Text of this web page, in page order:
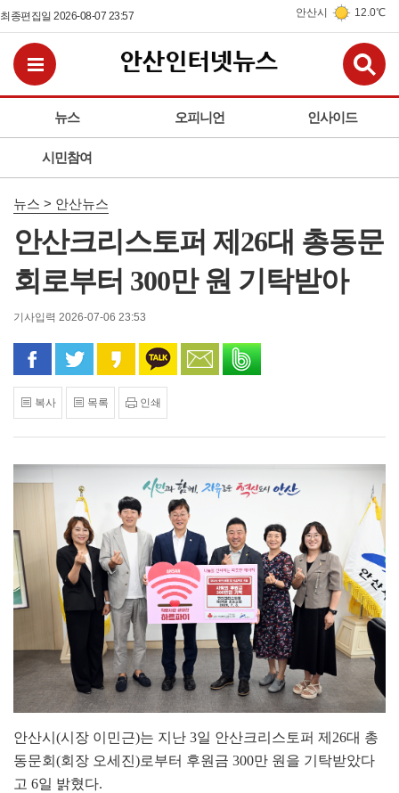
최종편집일 2026-08-07 23:57 안산시 12.0℃
뉴스 오피니언 인사이드
시민참여
전체메뉴보기
뉴스 > 안산뉴스
안산크리스토퍼 제26대 총동문
회로부터 300만 원 기탁받아
기사입력 2026-07-06 23:53
페이스북으로 공유
트위터로 공유카카오 스토리로 공유
카카오톡으로 공유
문자로 공유
복사 목록 인쇄
안산시(시장 이민근)는 지난 3일 안산크리스토퍼 제26대 총
동문회(회장 오세진)로부터 후원금 300만 원을 기탁받았다
고 6일 밝혔다.